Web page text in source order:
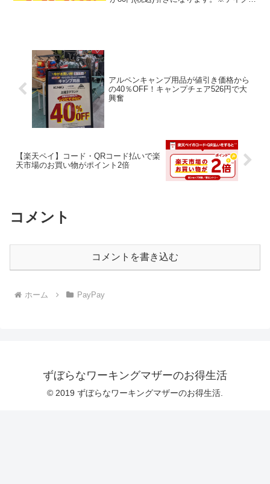
アルペンキャンプ用品が値引き価格から
の40％OFF！キャンプチェア526円で大
興奮
【楽天ペイ】コード・QRコード払いで楽
天市場のお買い物がポイント2倍
コメント
コメントを書き込む
ホーム PayPay
ずぼらなワーキングマザーのお得生活
© 2019 ずぼらなワーキングマザーのお得生活.